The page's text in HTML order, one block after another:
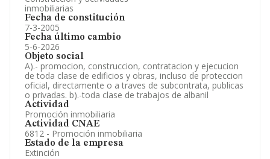
inmobiliarias
Fecha de constitución
7-3-2005
Fecha último cambio
5-6-2026
Objeto social
A).- promocion, construccion, contratacion y ejecucion
de toda clase de edificios y obras, incluso de proteccion
oficial, directamente o a traves de subcontrata, publicas
o privadas. b).-toda clase de trabajos de albanil
Actividad
Promoción inmobiliaria
Actividad CNAE
6812 - Promoción inmobiliaria
Estado de la empresa
Extinción